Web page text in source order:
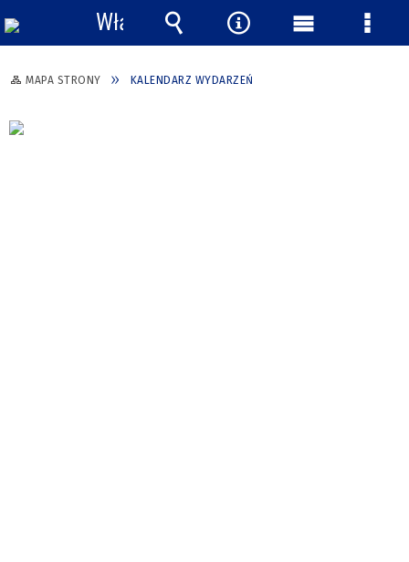
MAPA STRONY KALENDARZ WYDARZEŃ
Włącz
powiadomienia
Wyszukiwarka
Narzędzia
Menu Menu